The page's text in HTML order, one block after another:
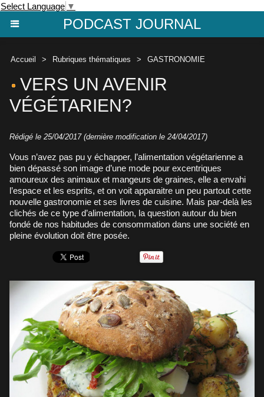
Select Language ▼
PODCAST JOURNAL
Accueil > Rubriques thématiques > GASTRONOMIE
VERS UN AVENIR
VÉGÉTARIEN?
Rédigé le 25/04/2017 (dernière modification le 24/04/2017)
Vous n’avez pas pu y échapper, l’alimentation végétarienne a
bien dépassé son image d’une mode pour excentriques
amoureux des animaux et mangeurs de graines, elle a envahi
l’espace et les esprits, et on voit apparaitre un peu partout cette
nouvelle gastronomie et ses livres de cuisine. Mais par-delà les
clichés de ce type d’alimentation, la question autour du bien
fondé de nos habitudes de consommation dans une société en
pleine évolution doit être posée.